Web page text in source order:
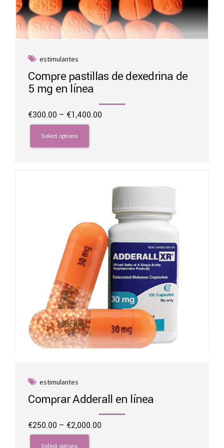
estimulantes
Compre pastillas de dexedrina de
5 mg en línea
€300.00 – €1,400.00
Select options
This
product
has
estimulantes
Comprar Adderall en línea
€250.00 – €2,000.00
Select options
This
product